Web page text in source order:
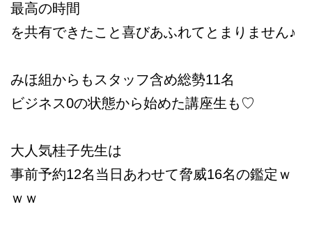
最高の時間
を共有できたこと喜びあふれてとまりません♪
みほ組からもスタッフ含め総勢11名
ビジネス0の状態から始めた講座生も♡
大人気桂子先生は
事前予約12名当日あわせて脅威16名の鑑定ｗ
ｗｗ